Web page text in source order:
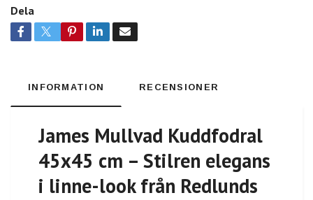
Dela
INFORMATION RECENSIONER
James Mullvad Kuddfodral
45x45 cm – Stilren elegans
i linne-look från Redlunds